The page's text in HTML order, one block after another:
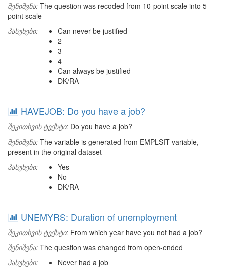
შენიშვნა: The question was recoded from 10-point scale into 5-
point scale
პასუხები:
Can never be justified
2
3
4
Can always be justified
DK/RA
HAVEJOB: Do you have a job?
შეკითხვის ტექსტი: Do you have a job?
შენიშვნა: The variable is generated from EMPLSIT variable,
present in the original dataset
პასუხები:
Yes
No
DK/RA
UNEMYRS: Duration of unemployment
შეკითხვის ტექსტი: From which year have you not had a job?
შენიშვნა: The question was changed from open-ended
პასუხები:
Never had a job